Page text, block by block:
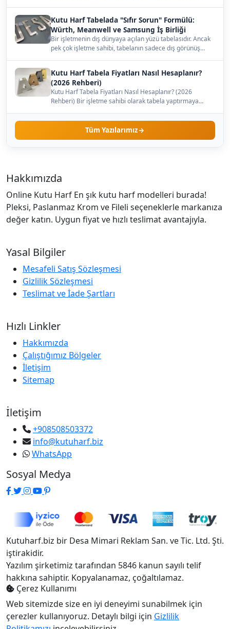
Kutu Harf Tabelada "Sıfır Sorun" Formülü:
Würth, Meanwell ve Samsung İş Birliği
Bir işletmenin dış dünyaya açılan yüzü tabelasıdır. Ancak
pek çok işletme sahibi, tabelanın sadece dış görünüş…
Kutu Harf Tabela Fiyatları Nasıl Hesaplanır?
(2026 Rehberi)
Kutu Harf Tabela Fiyatları Nasıl Hesaplanır? (2026
Rehberi) Bir işletme sahibi olarak tabela yaptırmaya
Tüm Yazılarımız
Hakkımızda
Online Kutu Harf En şık kutu harf modelleri burada!
Pleksi, Paslanmaz Krom ve Fileli seçeneklerle markanıza
değer katın. Uygun fiyat ve hızlı teslimat avantajıyla.
Yasal Bilgiler
Mesafeli Satış Sözleşmesi
Gizlilik Sözleşmesi
Teslimat ve İade Şartları
Hızlı Linkler
Hakkımızda
Çalıştığımız Bölgeler
İletişim
Sitemap
İletişim
+908508503372
info@kutuharf.biz
WhatsApp
Sosyal Medya
Kutuharf.biz bir Desa Mimari Reklam San. ve Tic. Ltd. Şti.
iştirakidir.
Yazılım şirketimiz tarafından 5846 kanun sayılı telif
hakkına sahiptir. Kopyalanamaz, çoğaltılamaz.
Çerez Kullanımı
Web sitemizde size en iyi deneyimi sunabilmek için
çerezler kullanıyoruz. Detaylı bilgi için Gizlilik